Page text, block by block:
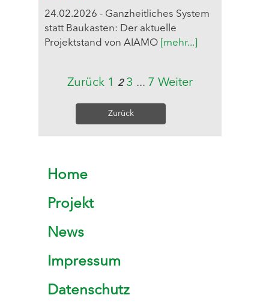
24.02.2026 - Ganzheitliches System
statt Baukasten: Der aktuelle
Projektstand von AIAMO [mehr...]
Zurück 1 2 3 ... 7 Weiter
Zurück
Home
Projekt
News
Impressum
Datenschutz